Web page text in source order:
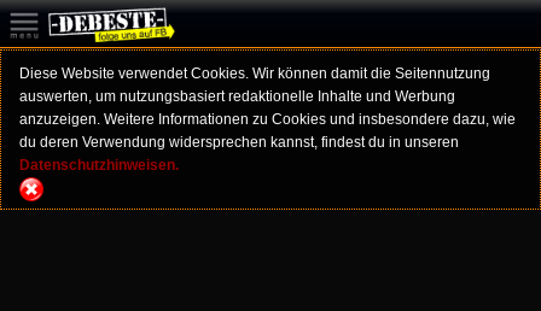
Diese Website verwendet Cookies. Wir können damit die Seitennutzung
auswerten, um nutzungsbasiert redaktionelle Inhalte und Werbung
anzuzeigen. Weitere Informationen zu Cookies und insbesondere dazu, wie
du deren Verwendung widersprechen kannst, findest du in unseren
Datenschutzhinweisen.